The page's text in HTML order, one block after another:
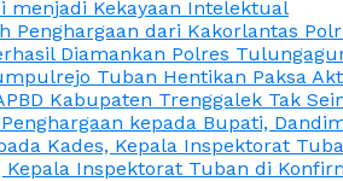
menjadi Kekayaan Intelektual
Penghargaan dari Kakorlantas
Diamankan Polres
Tuban Hentikan Paksa
Kabupaten Trenggalek Tak
kepada Bupati,
Kades, Kepala Inspektorat
Inspektorat Tuban di